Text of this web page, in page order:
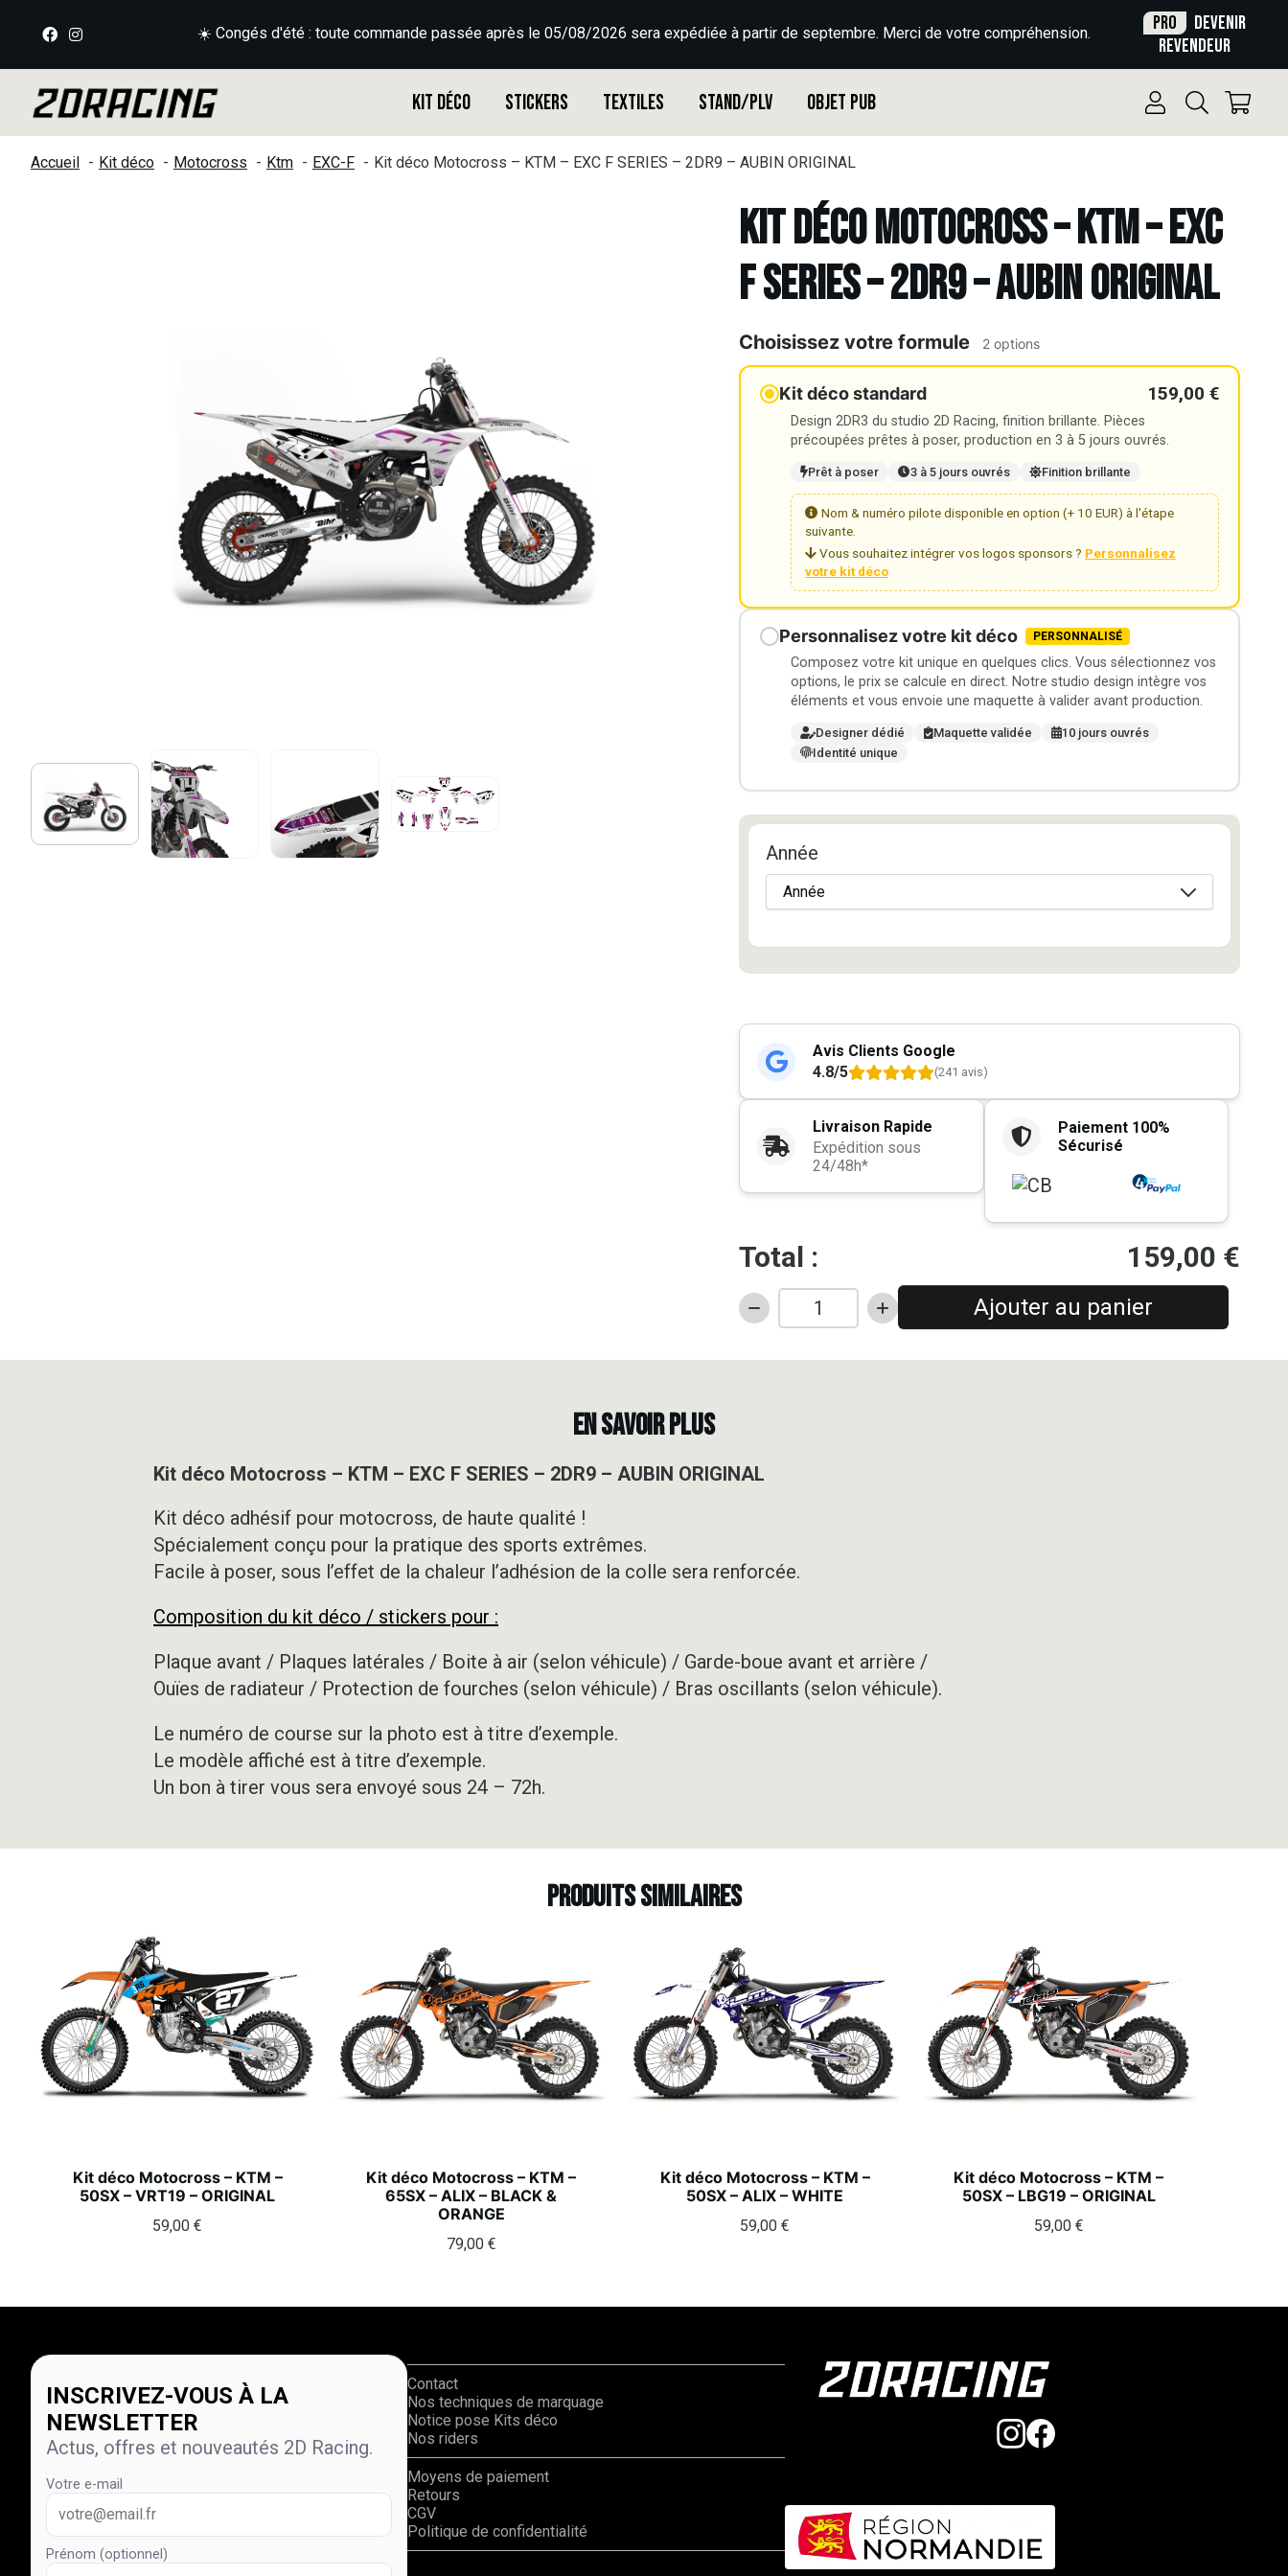
☀️ Congés d'été : toute commande passée après le 05/08/2026 sera expédiée à partir de septembre. Merci de votre compréhension. Pro
Devenir
revendeur
Kit déco Stickers Textiles Stand/PLV Objet Pub
Accueil Kit déco Motocross Ktm EXC-F Kit déco Motocross – KTM – EXC F SERIES – 2DR9 – AUBIN ORIGINAL
Kit déco Motocross – KTM – EXC
F SERIES – 2DR9 – AUBIN ORIGINAL
Choisissez votre formule 2 options
Kit déco standard 159,00 €
Design 2DR3 du studio 2D Racing, finition brillante. Pièces
précoupées prêtes à poser, production en 3 à 5 jours ouvrés.
Prêt à poser 3 à 5 jours ouvrés Finition brillante
Nom & numéro pilote disponible en option (+ 10 EUR) à l'étape
suivante.
Vous souhaitez intégrer vos logos sponsors ? Personnalisez
votre kit déco
Personnalisez votre kit déco PERSONNALISÉ
Composez votre kit unique en quelques clics. Vous sélectionnez vos
options, le prix se calcule en direct. Notre studio design intègre vos
éléments et vous envoie une maquette à valider avant production.
Designer dédié Maquette validée
10 jours ouvrés
Identité unique
Année
Avis Clients Google
4.8/5
(241 avis)
Livraison Rapide
Expédition sous
24/48h*
Paiement 100%
Sécurisé
Total : 159,00 €
quantité
Kit
-
-
ORIGINAL
Ajouter au panier
EN SAVOIR PLUS
Kit déco Motocross – KTM – EXC F SERIES – 2DR9 – AUBIN ORIGINAL
Kit déco adhésif pour motocross, de haute qualité !
Spécialement conçu pour la pratique des sports extrêmes.
Facile à poser, sous l’effet de la chaleur l’adhésion de la colle sera renforcée.
Composition du kit déco / stickers pour :
Plaque avant / Plaques latérales / Boite à air (selon véhicule) / Garde-boue avant et arrière /
Ouïes de radiateur / Protection de fourches (selon véhicule) / Bras oscillants (selon véhicule).
Le numéro de course sur la photo est à titre d’exemple.
Le modèle affiché est à titre d’exemple.
Un bon à tirer vous sera envoyé sous 24 – 72h.
Produits similaires
Kit déco Motocross – KTM –
50SX – VRT19 – ORIGINAL
59,00€
Kit déco Motocross – KTM –
65SX – ALIX – BLACK &
ORANGE
79,00 €
Kit déco Motocross – KTM –
50SX – ALIX – WHITE
59,00€
Kit déco Motocross – KTM –
50SX – LBG19 – ORIGINAL
59,00 €
INSCRIVEZ-VOUS À LA
NEWSLETTER
Actus, offres et nouveautés 2D Racing.
Votre e-mail
Prénom (optionnel)
Contact
Nos techniques de marquage
Notice pose Kits déco
Nos riders
Moyens de paiement
Retours
CGV
Politique de confidentialité